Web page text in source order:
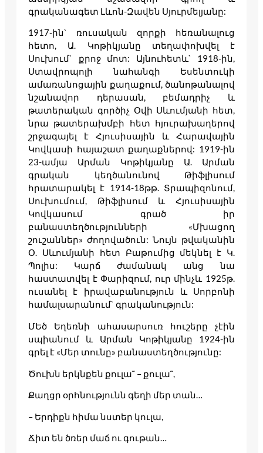
գրականագետ Լևոն-Զավեն Սյուրմելյանը:
1917-ին` ռուսական զորքի հեռանալուց
հետո, Ա. Կոթիկյանը տեղափոխվել է
Սուխում` քրոջ մոտ: Այնուհետև` 1918-ին,
Ստավրոպոլի նահանգի Եսենտուկի
ամառանոցային քաղաքում, ծանոթանալով
նշանավոր դերասան, բեմադրիչ և
թատերական գործիչ Օվի Սևումյանի հետ,
նրա թատերախմբի հետ հյուրախաղերով
շրջագայել է Հյուսիսային և Հարավային
Կովկասի հայաշատ քաղաքներով: 1919-ին
23-ամյա Արման Կոթիկյանը Ա. Արման
գրական կեղծանունով Թիֆլիսում
հրատարակել է 1914-18թթ. Տրապիզոնում,
Սուխումում, Թիֆլիսում և Հյուսիսային
Կովկասում գրած իր
բանաստեղծությունների «Մխացող
շուշաններ» ժողովածուն: Նույն թվականին
Օ. Սևումյանի հետ Բաթումից մեկնել է Կ.
Պոլիս: Կարճ ժամանակ անց նա
հաստատվել է Փարիզում, ուր մինչև 1925թ.
ուսանել է իրավաբանություն և Սորբոնի
համալսարանում` գրականություն:
ՄԵծ Եղեռնի ահասարսուռ հուշերը չէին
սպիանում և Արման Կոթիկյանը 1924-ին
գրել է «Մեր տունը» բանաստեղծությունը:
Ծուխն երկնքեն քուլա˜ – քուլա˜,
Քաղցր օրհնությունն գեղի մեր տան…
– Երդիքն հիմա նստեր կուլա,
Ճիտ են ծռեր մաճ ու գութան…